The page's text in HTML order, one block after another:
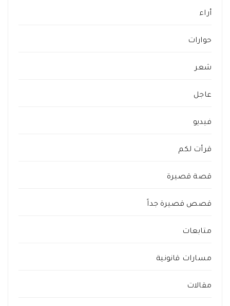
أراء
حوارات
شعر
عاجل
فيديو
قرأت لكم
قصة قصيرة
قصص قصيرة جداً
متابعات
مسارات قانونية
مقالات